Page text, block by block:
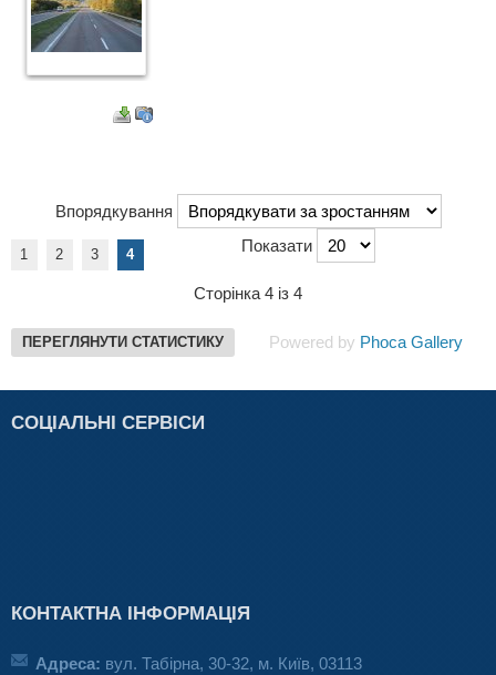
Впорядкування
Показати
1 2 3 4
Сторінка 4 із 4
ПЕРЕГЛЯНУТИ СТАТИСТИКУ Powered by Phoca Gallery
СОЦІАЛЬНІ СЕРВІСИ
КОНТАКТНА ІНФОРМАЦІЯ
Адреса: вул. Табірна, 30-32, м. Київ, 03113